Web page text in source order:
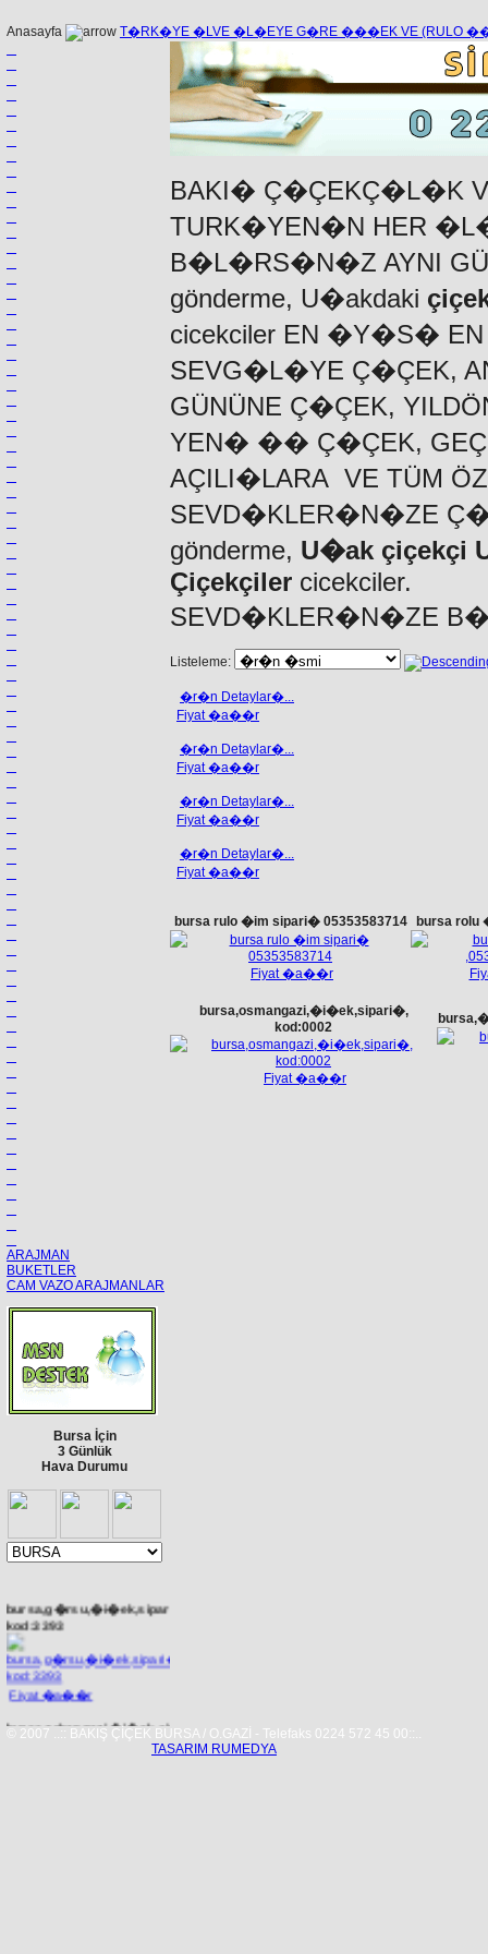
Anasayfa T�RK�YE �LVE �L�EYE G�RE ���EK VE (RULO
ARAJMAN
BUKETLER
CAM VAZO ARAJMANLAR
Bursa İçin
3 Günlük
Hava Durumu
bursa,g�rsu,�i�ek,sipari�,
kod:3393
Fiyat �a��r
bursa,orhangazi,�i�ek,sipari�,
kod:0004
BAKI� Ç�ÇEKÇ�L�K
TURK�YEN�N HER
B�L�RS�N�Z AYNI
gönderme, U�akdaki
cicekciler EN �Y�S� EN
SEVG�L�YE Ç�ÇEK,
GÜNÜNE Ç�ÇEK,
YEN� �� Ç�ÇEK,
AÇILI�LARA VE TÜM
SEVD�KLER�N�ZE
gönderme, U�ak çiçekçi
Çiçekçiler cicekciler.
SEVD�KLER�N�ZE
Listeleme:
�r�n Detaylar�...
Fiyat �a��r
�r�n Detaylar�...
Fiyat �a��r
�r�n Detaylar�...
Fiyat �a��r
�r�n Detaylar�...
Fiyat �a��r
bursa rulo �im sipari� 05353583714
Fiyat �a��r
bursa rolu
bursa,osmangazi,�i�ek,sipari�,
kod:0002
Fiyat �a��r
© 2007 ..:: BAKIŞ ÇİÇEK BURSA / O.GAZİ - Telefaks 0224 572 45 00::..
TASARIM RUMEDYA